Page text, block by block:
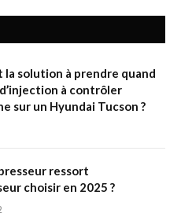
la solution à prendre quand
à contrôler
sur un Hyundai Tucson ?
ressort
choisir en 2025 ?